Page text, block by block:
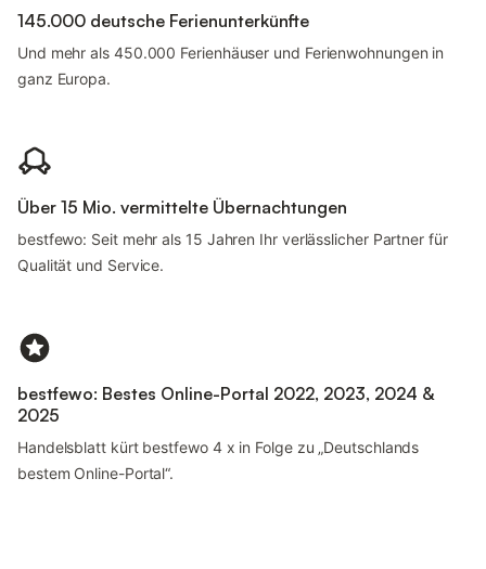
145.000 deutsche Ferienunterkünfte
Und mehr als 450.000 Ferienhäuser und Ferienwohnungen in
ganz Europa.
Über 15 Mio. vermittelte Übernachtungen
bestfewo: Seit mehr als 15 Jahren Ihr verlässlicher Partner für
Qualität und Service.
bestfewo: Bestes Online-Portal 2022, 2023, 2024 &
2025
Handelsblatt kürt bestfewo 4 x in Folge zu „Deutschlands
bestem Online-Portal“.